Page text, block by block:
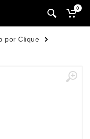
0
por Clique